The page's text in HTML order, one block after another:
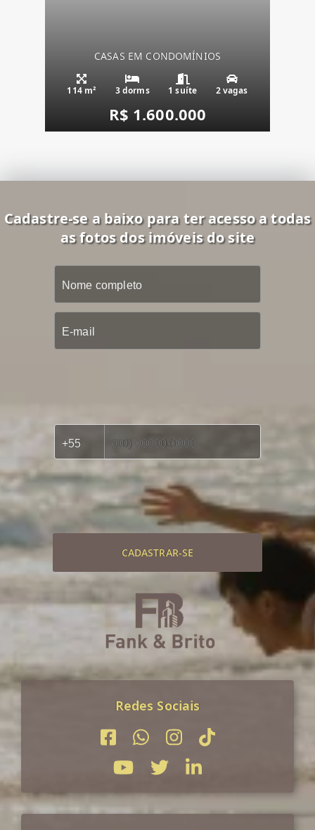
CASAS EM CONDOMÍNIOS
114 m² 3 dorms 1 suíte 2 vagas
R$ 1.600.000
Cadastre-se a baixo para ter acesso a todas
as fotos dos imóveis do site
CADASTRAR-SE
Redes Sociais